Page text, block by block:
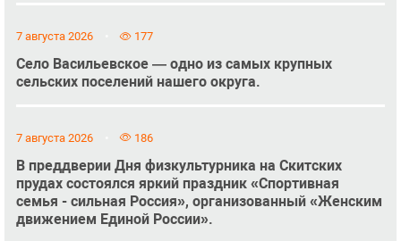
7 августа 2026 177
Село Васильевское — одно из самых крупных
сельских поселений нашего округа.
7 августа 2026 186
В преддверии Дня физкультурника на Скитских
прудах состоялся яркий праздник «Спортивная
семья - сильная Россия», организованный «Женским
движением Единой России».